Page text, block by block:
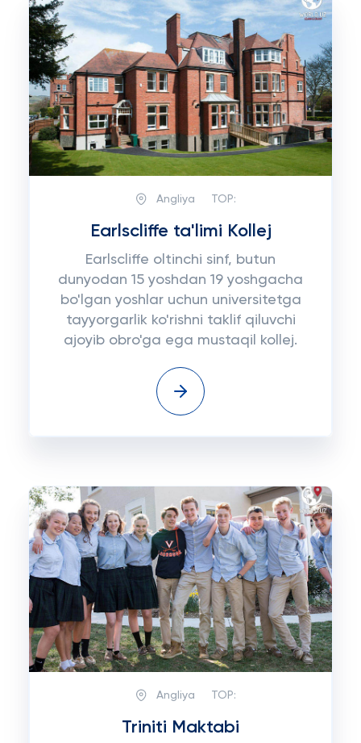
Angliya TOP:
Earlscliffe ta'limi Kollej
Earlscliffe oltinchi sinf, butun
dunyodan 15 yoshdan 19 yoshgacha
bo'lgan yoshlar uchun universitetga
tayyorgarlik ko'rishni taklif qiluvchi
ajoyib obro'ga ega mustaqil kollej.
Angliya TOP:
Triniti Maktabi